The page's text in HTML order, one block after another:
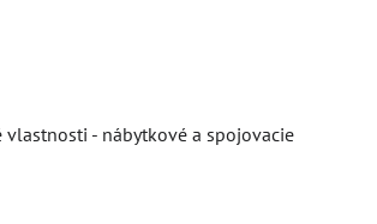
- nábytkové a spojovacie